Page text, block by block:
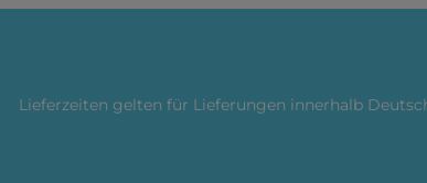
Lieferzeiten gelten für Lieferungen innerhalb